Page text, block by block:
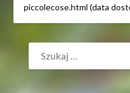
piccolecose.html (data
SZUKAJ: